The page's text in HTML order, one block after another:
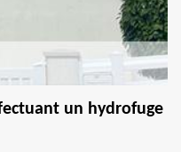
un hydrofuge